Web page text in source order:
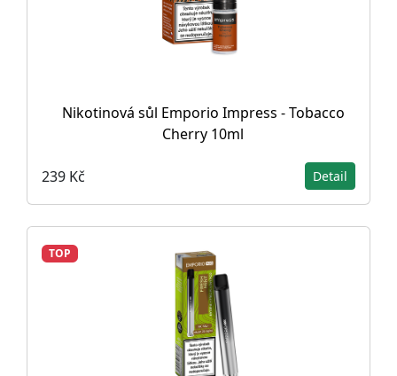
Nikotinová sůl Emporio Impress - Tobacco
Cherry 10ml
239 Kč Detail
TOP